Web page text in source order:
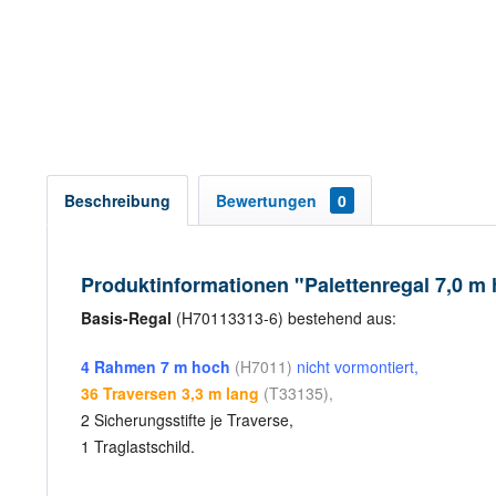
Beschreibung Bewertungen 0
Produktinformationen "Palettenregal 7,0 m
Basis-Regal (H70113313-6) bestehend aus:
4 Rahmen 7 m hoch (H7011) nicht vormontiert,
36 Traversen 3,3 m lang (T33135),
2 Sicherungsstifte je Traverse,
1 Traglastschild.